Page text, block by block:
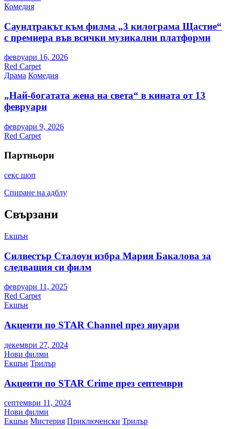
Комедия
Саундтракът към филма „3 килограма Щастие“
с премиера във всички музикални платформи
февруари 16, 2026
Red Carpet
Драма Комедия
„Най-богатата жена на света“ в кината от 13
февруари
февруари 9, 2026
Red Carpet
Партньори
секс шоп
Спиране на адблу
Свързани
Екшън
Силвестър Сталоун избра Мария Бакалова за
следващия си филм
февруари 11, 2025
Red Carpet
Екшън
Акценти по STAR Channel през януари
декември 27, 2024
Нови филми
Екшън Трилър
Акценти по STAR Crime през септември
септември 11, 2024
Нови филми
Екшън Мистерия Приключенски Трилър